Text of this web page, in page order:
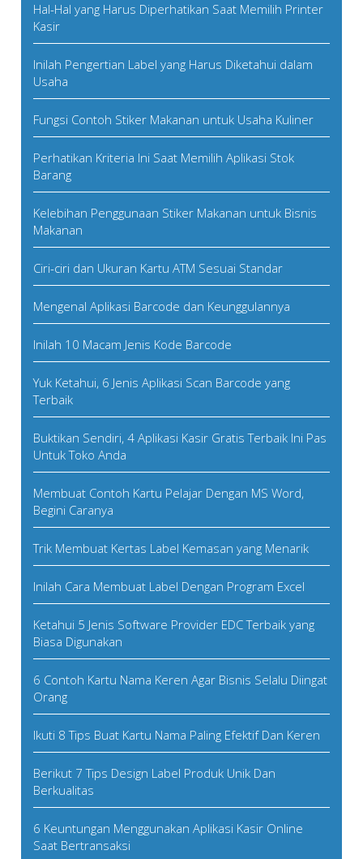
Hal-Hal yang Harus Diperhatikan Saat Memilih Printer
Kasir
Inilah Pengertian Label yang Harus Diketahui dalam
Usaha
Fungsi Contoh Stiker Makanan untuk Usaha Kuliner
Perhatikan Kriteria Ini Saat Memilih Aplikasi Stok
Barang
Kelebihan Penggunaan Stiker Makanan untuk Bisnis
Makanan
Ciri-ciri dan Ukuran Kartu ATM Sesuai Standar
Mengenal Aplikasi Barcode dan Keunggulannya
Inilah 10 Macam Jenis Kode Barcode
Yuk Ketahui, 6 Jenis Aplikasi Scan Barcode yang
Terbaik
Buktikan Sendiri, 4 Aplikasi Kasir Gratis Terbaik Ini Pas
Untuk Toko Anda
Membuat Contoh Kartu Pelajar Dengan MS Word,
Begini Caranya
Trik Membuat Kertas Label Kemasan yang Menarik
Inilah Cara Membuat Label Dengan Program Excel
Ketahui 5 Jenis Software Provider EDC Terbaik yang
Biasa Digunakan
6 Contoh Kartu Nama Keren Agar Bisnis Selalu Diingat
Orang
Ikuti 8 Tips Buat Kartu Nama Paling Efektif Dan Keren
Berikut 7 Tips Design Label Produk Unik Dan
Berkualitas
6 Keuntungan Menggunakan Aplikasi Kasir Online
Saat Bertransaksi